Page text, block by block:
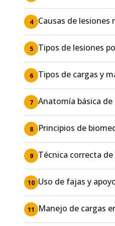
4 Causas de
5 Tipos de lesiones
6 Tipos de cargas y
7 Anatomía básica
8 Principios de
9 Técnica correcta
10 Uso de fajas y
11 Manejo de cargas